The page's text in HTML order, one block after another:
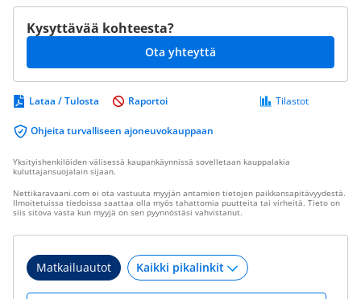
Kysyttävää kohteesta?
Ota yhteyttä
Lataa / Tulosta
Ohjeita turvalliseen ajoneuvokauppaan
Tilastot
Raportoi
Yksityishenkilöiden välisessä kaupankäynnissä sovelletaan kauppalakia
kuluttajansuojalain sijaan.
Nettikaravaani.com ei ota vastuuta myyjän antamien tietojen paikkansapitävyydestä.
Ilmoitetuissa tiedoissa saattaa olla myös tahattomia puutteita tai virheitä. Tieto on
siis sitova vasta kun myyjä on sen pyynnöstäsi vahvistanut.
Matkailuautot